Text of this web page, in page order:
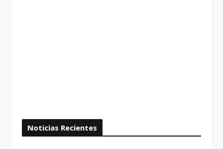
Noticias Recientes